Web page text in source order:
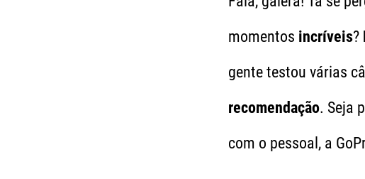
momentos incríveis?
gente testou várias
recomendação. Seja
com o pessoal, a